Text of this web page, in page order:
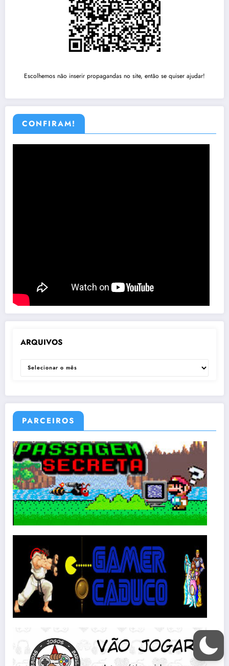
Escolhemos não inserir propagandas no site, então se quiser ajudar!
CONFIRAM!
ARQUIVOS
ARQUIVOS
PARCEIROS